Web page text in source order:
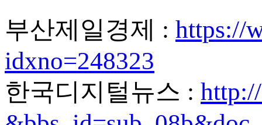
부산제일경제 : https://
idxno=248323
한국디지털뉴스 :